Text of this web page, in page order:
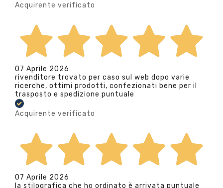
Acquirente verificato
07 Aprile 2026
rivenditore trovato per caso sul web dopo varie
ricerche, ottimi prodotti, confezionati bene per il
trasposto e spedizione puntuale
Acquirente verificato
07 Aprile 2026
la stilografica che ho ordinato è arrivata puntuale